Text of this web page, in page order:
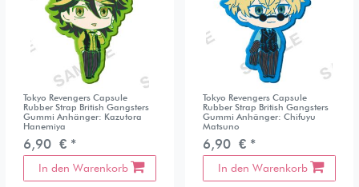
Tokyo Revengers Capsule
Rubber Strap British Gangsters
Gummi Anhänger: Kazutora
Hanemiya
6,90 € *
In den Warenkorb
Tokyo Revengers Capsule
Rubber Strap British Gangsters
Gummi Anhänger: Chifuyu
Matsuno
6,90 € *
In den Warenkorb